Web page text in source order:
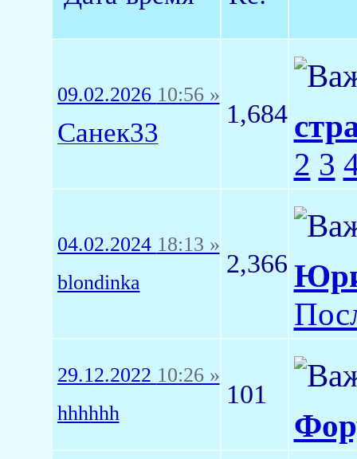
09.02.2026 10:56 »
Санек33
1,684
2 3
04.02.2024 18:13 »
blondinka
2,366
29.12.2022 10:26 »
hhhhhh
101